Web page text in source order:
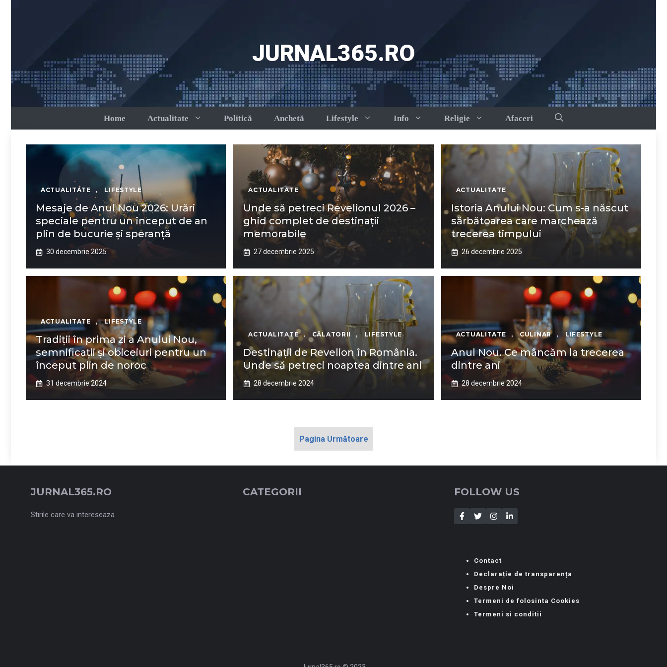
JURNAL365.RO
Home Actualitate Politică Anchetă Lifestyle Info Religie Afaceri
ACTUALITATE , LIFESTYLE
Mesaje de Anul Nou 2026: Urări
speciale pentru un început de an
plin de bucurie și speranță
30 decembrie 2025
ACTUALITATE
Unde să petreci Revelionul 2026 –
ghid complet de destinații
memorabile
27 decembrie 2025
ACTUALITATE
Istoria Anului Nou: Cum s-a născut
sărbătoarea care marchează
trecerea timpului
26 decembrie 2025
ACTUALITATE , LIFESTYLE
Tradiții în prima zi a Anului Nou,
semnificații și obiceiuri pentru un
început plin de noroc
31 decembrie 2024
ACTUALITATE , CĂLATORII , LIFESTYLE
Destinații de Revelion în România.
Unde să petreci noaptea dintre ani
28 decembrie 2024
ACTUALITATE , CULINAR , LIFESTYLE
Anul Nou. Ce mâncăm la trecerea
dintre ani
28 decembrie 2024
Pagina Următoare
JURNAL365.RO
Stirile care va intereseaza
CATEGORII FOLLOW US
Contact
Declarație de transparența
Despre Noi
Termeni de folosinta Cookies
Termeni si conditii